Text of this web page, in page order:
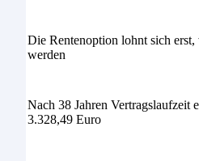
Die Rentenoption lohnt sich erst,
werden
Nach 38 Jahren Vertragslaufzeit
3.328,49 Euro